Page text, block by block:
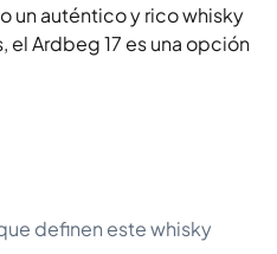
un auténtico y rico whisky
Ardbeg 17 es una opción
definen este whisky